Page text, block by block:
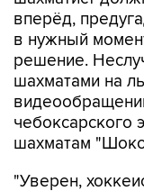
вперёд,
в нужный
решение.
шахматами на
чебоксарского
шахматам
"Уверен,